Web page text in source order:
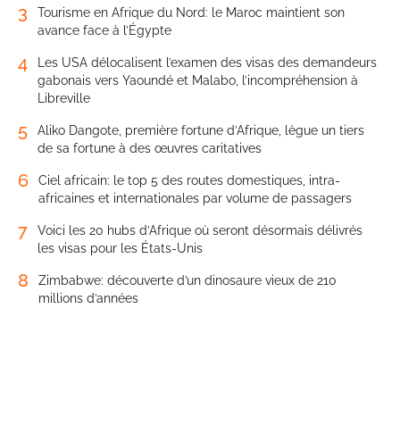
3
Tourisme en Afrique du Nord: le Maroc maintient son
avance face à l’Égypte
4
Les USA délocalisent l’examen des visas des demandeurs
gabonais vers Yaoundé et Malabo, l’incompréhension à
Libreville
5
Aliko Dangote, première fortune d’Afrique, lègue un tiers
de sa fortune à des œuvres caritatives
6
Ciel africain: le top 5 des routes domestiques, intra-
africaines et internationales par volume de passagers
7
Voici les 20 hubs d’Afrique où seront désormais délivrés
les visas pour les États-Unis
8
Zimbabwe: découverte d’un dinosaure vieux de 210
millions d’années